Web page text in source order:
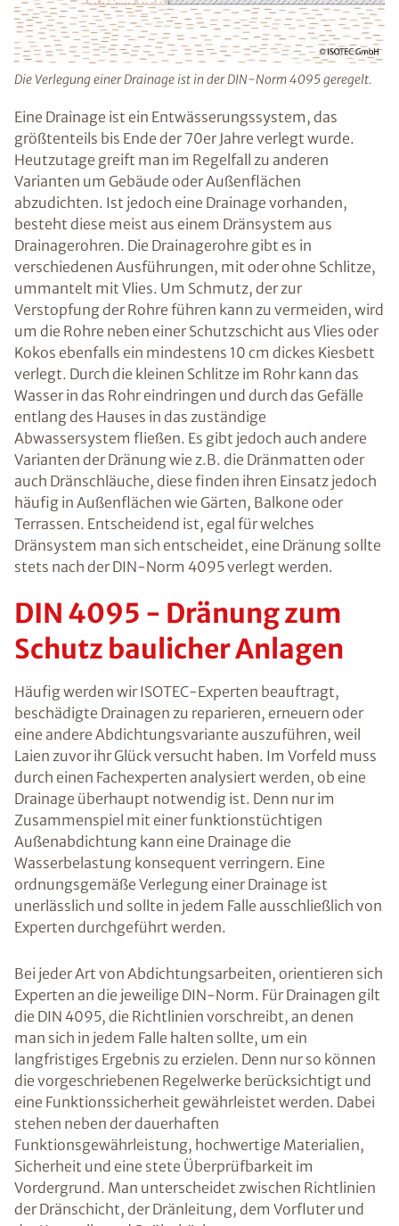
Die Verlegung einer Drainage ist in der DIN-Norm 4095 geregelt.
Eine Drainage ist ein Entwässerungssystem, das
größtenteils bis Ende der 70er Jahre verlegt wurde.
Heutzutage greift man im Regelfall zu anderen
Varianten um Gebäude oder Außenflächen
abzudichten. Ist jedoch eine Drainage vorhanden,
besteht diese meist aus einem Dränsystem aus
Drainagerohren. Die Drainagerohre gibt es in
verschiedenen Ausführungen, mit oder ohne Schlitze,
ummantelt mit Vlies. Um Schmutz, der zur
Verstopfung der Rohre führen kann zu vermeiden, wird
um die Rohre neben einer Schutzschicht aus Vlies oder
Kokos ebenfalls ein mindestens 10 cm dickes Kiesbett
verlegt. Durch die kleinen Schlitze im Rohr kann das
Wasser in das Rohr eindringen und durch das Gefälle
entlang des Hauses in das zuständige
Abwassersystem fließen. Es gibt jedoch auch andere
Varianten der Dränung wie z.B. die Dränmatten oder
auch Dränschläuche, diese finden ihren Einsatz jedoch
häufig in Außenflächen wie Gärten, Balkone oder
Terrassen. Entscheidend ist, egal für welches
Dränsystem man sich entscheidet, eine Dränung sollte
stets nach der DIN-Norm 4095 verlegt werden.
DIN 4095 - Dränung zum
Schutz baulicher Anlagen
Häufig werden wir ISOTEC-Experten beauftragt,
beschädigte Drainagen zu reparieren, erneuern oder
eine andere Abdichtungsvariante auszuführen, weil
Laien zuvor ihr Glück versucht haben. Im Vorfeld muss
durch einen Fachexperten analysiert werden, ob eine
Drainage überhaupt notwendig ist. Denn nur im
Zusammenspiel mit einer funktionstüchtigen
Außenabdichtung kann eine Drainage die
Wasserbelastung konsequent verringern. Eine
ordnungsgemäße Verlegung einer Drainage ist
unerlässlich und sollte in jedem Falle ausschließlich von
Experten durchgeführt werden.
Bei jeder Art von Abdichtungsarbeiten, orientieren sich
Experten an die jeweilige DIN-Norm. Für Drainagen gilt
die DIN 4095, die Richtlinien vorschreibt, an denen
man sich in jedem Falle halten sollte, um ein
langfristiges Ergebnis zu erzielen. Denn nur so können
die vorgeschriebenen Regelwerke berücksichtigt und
eine Funktionssicherheit gewährleistet werden. Dabei
stehen neben der dauerhaften
Funktionsgewährleistung, hochwertige Materialien,
Sicherheit und eine stete Überprüfbarkeit im
Vordergrund. Man unterscheidet zwischen Richtlinien
der Dränschicht, der Dränleitung, dem Vorfluter und